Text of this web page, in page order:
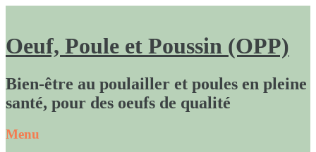
Oeuf, Poule et Poussin (OPP)
Bien-être au poulailler et poules en pleine
santé, pour des oeufs de qualité
Menu